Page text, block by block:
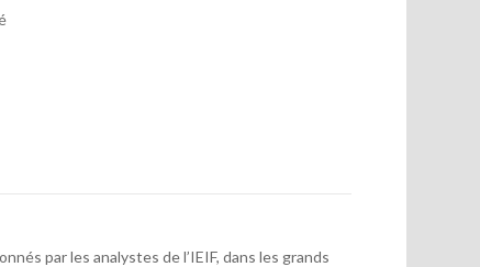
par les analystes de l’IEIF, dans les grands